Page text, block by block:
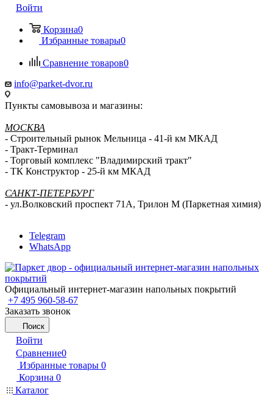
Войти
Корзина0
Избранные товары0
Сравнение товаров0
info@parket-dvor.ru
Пункты самовывоза и магазины:
МОСКВА
- Строительный рынок Мельница - 41-й км МКАД
- Тракт-Терминал
- Торговый комплекс "Владимирский тракт"
- ТК Конструктор - 25-й км МКАД
САНКТ-ПЕТЕРБУРГ
- ул.Волковский проспект 71А, Трилон М (Паркетная химия)
Telegram
WhatsApp
Официальный интернет-магазин напольных покрытий
+7 495 960-58-67
Заказать звонок
Поиск
Войти
Сравнение0
Избранные товары 0
Корзина 0
Каталог